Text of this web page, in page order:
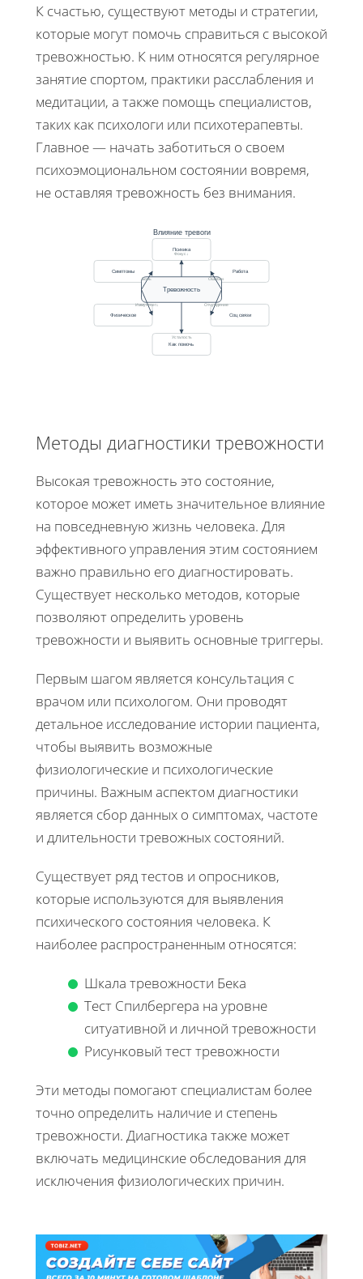
К счастью, существуют методы и стратегии,
которые могут помочь справиться с высокой
тревожностью. К ним относятся регулярное
занятие спортом, практики расслабления и
медитации, а также помощь специалистов,
таких как психологи или психотерапевты.
Главное — начать заботиться о своем
психоэмоциональном состоянии вовремя,
не оставляя тревожность без внимания.
Влияние тревоги
Психика
Симптомы Работа
Физическое Соц связи
Как помочь
Тревожность
Фокус↓
Усталость
Боль
Иммунитет↓
Ошибки
Отчуждение
Методы диагностики тревожности
Высокая тревожность это состояние,
которое может иметь значительное влияние
на повседневную жизнь человека. Для
эффективного управления этим состоянием
важно правильно его диагностировать.
Существует несколько методов, которые
позволяют определить уровень
тревожности и выявить основные триггеры.
Первым шагом является консультация с
врачом или психологом. Они проводят
детальное исследование истории пациента,
чтобы выявить возможные
физиологические и психологические
причины. Важным аспектом диагностики
является сбор данных о симптомах, частоте
и длительности тревожных состояний.
Существует ряд тестов и опросников,
которые используются для выявления
психического состояния человека. К
наиболее распространенным относятся:
Шкала тревожности Бека
Тест Спилбергера на уровне
ситуативной и личной тревожности
Рисунковый тест тревожности
Эти методы помогают специалистам более
точно определить наличие и степень
тревожности. Диагностика также может
включать медицинские обследования для
исключения физиологических причин.